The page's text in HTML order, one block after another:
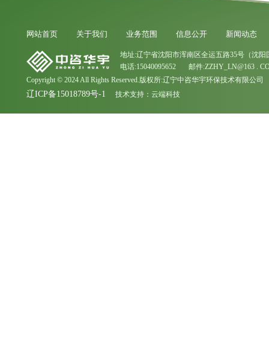
网站首页 关于我们 业务范围 信息公开 新闻动态
地址:辽宁省沈阳市浑南区全运五路35号（沈阳
电话:15040095652 邮件:ZZHY_LN@163 .
Copyright © 2024 All Rights Reserved.版权所:辽宁中咨华宇环保技术有限公司
辽ICP备15018789号-1 技术支持： 云端科技